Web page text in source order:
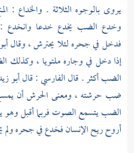
يروى بالوجوه الثلاثة . والخداع :
وخدع الضب يخدع خدعا وانخدع :
فدخل في جحره لئلا يحترش ، وقال
إذا دخل في وجاره ملتويا ، وكذلك
الضب أكثر . قالالفارسي: قالأبو
ضب حرشته ، ومعنى الحرش أن
الضب يتسمع الصوت فربما أقبل وهو
أروح ريح الإنسان فخدع في جحره ولم